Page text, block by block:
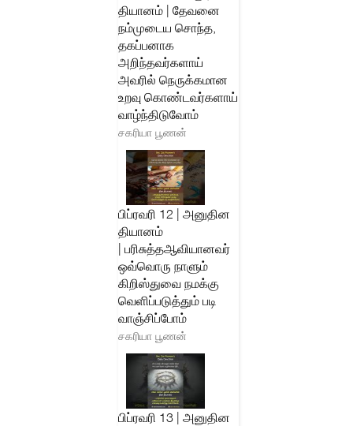
தியானம் | தேவனை
நம்முடைய சொந்த,
தகப்பனாக
அறிந்தவர்களாய்
அவரில் நெருக்கமான
உறவு கொண்டவர்களாய்
வாழ்ந்திடுவோம்
சகரியா பூணன்
பிப்ரவரி 12 | அனுதின
தியானம்
| பரிசுத்தஆவியானவர்
ஒவ்வொரு நாளும்
கிறிஸ்துவை நமக்கு
வெளிப்படுத்தும் படி
வாஞ்சிப்போம்
சகரியா பூணன்
பிப்ரவரி 13 | அனுதின